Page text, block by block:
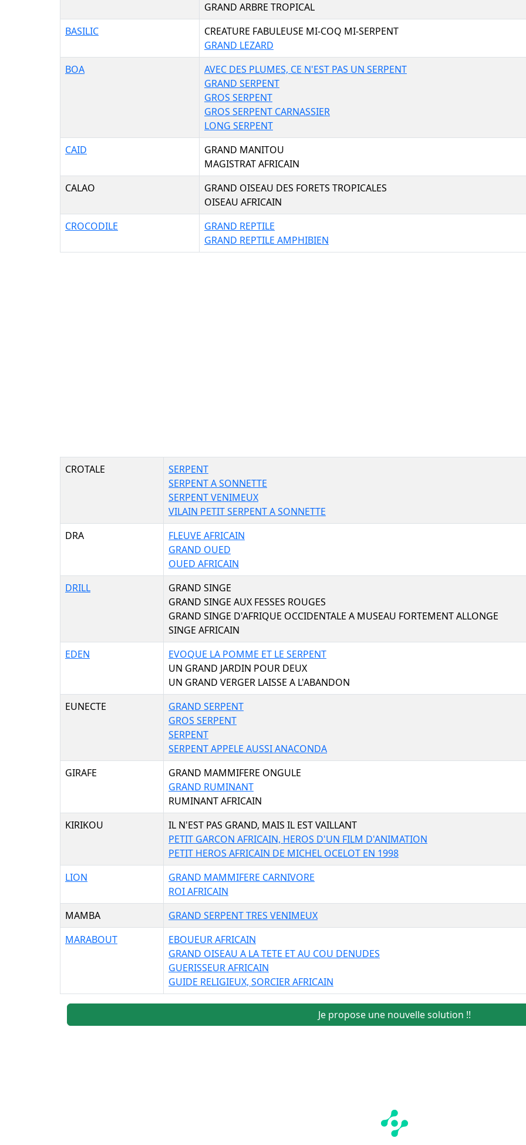
GRAND ARBRE TROPICAL
BASILIC
CREATURE FABULEUSE MI-COQ MI-SERPENT
GRAND LEZARD
BOA
AVEC DES PLUMES, CE N'EST PAS UN SERPENT
GRAND SERPENT
GROS SERPENT
GROS SERPENT CARNASSIER
LONG SERPENT
CAID
GRAND MANITOU
MAGISTRAT AFRICAIN
CALAO
GRAND OISEAU DES FORETS TROPICALES
OISEAU AFRICAIN
CROCODILE
GRAND REPTILE
GRAND REPTILE AMPHIBIEN
CROTALE
SERPENT
SERPENT A SONNETTE
SERPENT VENIMEUX
VILAIN PETIT SERPENT A SONNETTE
DRA
FLEUVE AFRICAIN
GRAND OUED
OUED AFRICAIN
DRILL
GRAND SINGE
GRAND SINGE AUX FESSES ROUGES
GRAND SINGE D'AFRIQUE OCCIDENTALE A MUSEAU FORTEMENT ALLONGE
SINGE AFRICAIN
EDEN
EVOQUE LA POMME ET LE SERPENT
UN GRAND JARDIN POUR DEUX
UN GRAND VERGER LAISSE A L'ABANDON
EUNECTE
GRAND SERPENT
GROS SERPENT
SERPENT
SERPENT APPELE AUSSI ANACONDA
GIRAFE
GRAND MAMMIFERE ONGULE
GRAND RUMINANT
RUMINANT AFRICAIN
KIRIKOU
IL N'EST PAS GRAND, MAIS IL EST VAILLANT
PETIT GARCON AFRICAIN, HEROS D'UN FILM D'ANIMATION
PETIT HEROS AFRICAIN DE MICHEL OCELOT EN 1998
LION
GRAND MAMMIFERE CARNIVORE
ROI AFRICAIN
MAMBA
GRAND SERPENT TRES VENIMEUX
MARABOUT
EBOUEUR AFRICAIN
GRAND OISEAU A LA TETE ET AU COU DENUDES
GUERISSEUR AFRICAIN
GUIDE RELIGIEUX, SORCIER AFRICAIN
Je propose une nouvelle solution !!